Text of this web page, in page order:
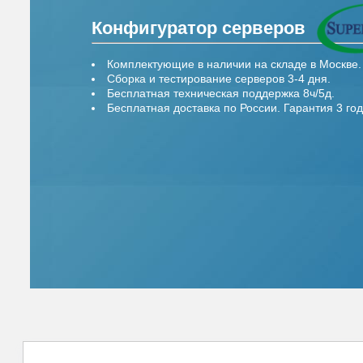
Конфигуратор серверов
Комплектующие в наличии на складе в Москве.
Сборка и тестирование серверов 3-4 дня.
Бесплатная техническая поддержка 8ч/5д.
Бесплатная доставка по России. Гарантия 3